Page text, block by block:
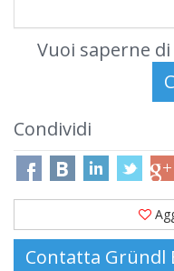
Vuoi saperne
Condividi
Contatta Gründl